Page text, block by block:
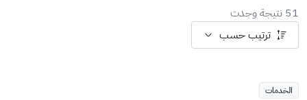
51 نتيجة وجدت
ترتيب حسب
الخدمات